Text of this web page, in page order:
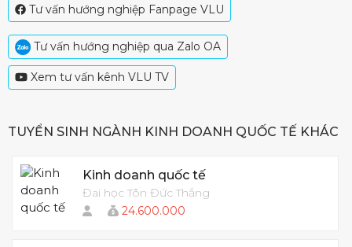
Tư vấn hướng nghiệp Fanpage VLU
Tư vấn hướng nghiệp qua Zalo OA
Xem tư vấn kênh VLU TV
TUYỂN SINH NGÀNH KINH DOANH QUỐC TẾ KHÁC
Kinh doanh quốc tế
Đai học Tôn Đức Thắng
24.600.000